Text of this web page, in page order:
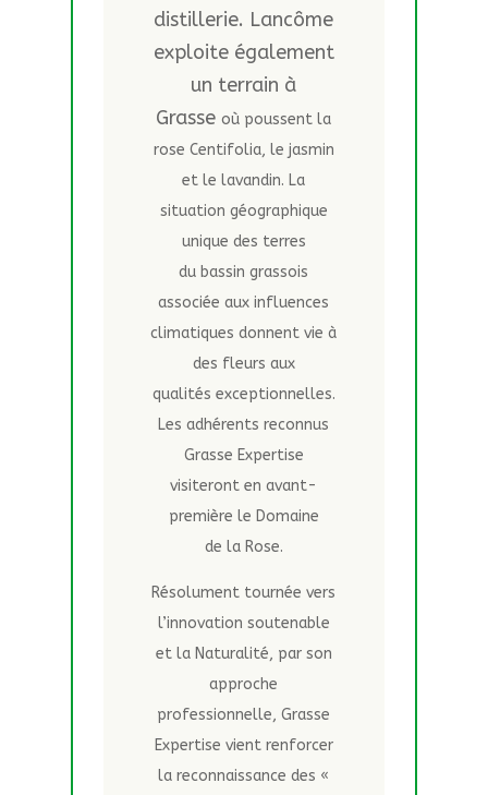
distillerie. Lancôme
exploite également
un terrain à
Grasseoù poussent la
rose Centifolia, le jasmin
et le lavandin. La
situation géographique
unique des terres
du bassin grassois
associée aux influences
climatiques donnent vie à
des fleurs aux
qualités exceptionnelles.
Les adhérents reconnus
Grasse Expertise
visiteront en avant-
première le Domaine
de la Rose.
Résolument tournée vers
l’innovation soutenable
et la Naturalité, par son
approche
professionnelle, Grasse
Expertise vient renforcer
la reconnaissance des «